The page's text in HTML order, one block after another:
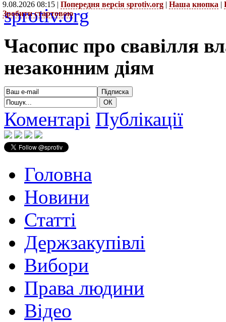
9.08.2026 08:15 | Попередня версія sprotiv.org | Наша кнопка |
Зробити стартовою
sprotiv.org
Часопис про свавілля
незаконним діям
Коментарі Публікації
Головна
Новини
Статті
Держзакупівлі
Вибори
Права людини
Відео